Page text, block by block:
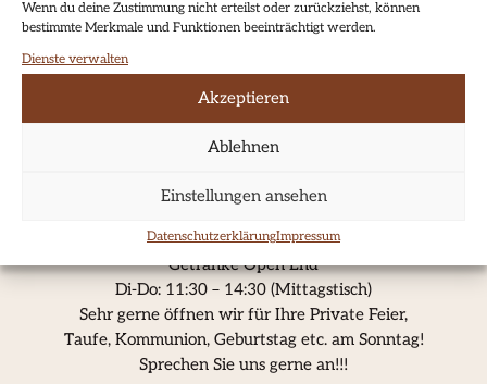
Wenn du deine Zustimmung nicht erteilst oder zurückziehst, können
bestimmte Merkmale und Funktionen beeinträchtigt werden.
Dienste verwalten
Akzeptieren
Ablehnen
Einstellungen ansehen
DatenschutzerklärungImpressum
Di-Sa: 17:30 – 22:00 (Küche)
Getränke Open End
Di-Do: 11:30 – 14:30 (Mittagstisch)
Sehr gerne öffnen wir für Ihre Private Feier,
Taufe, Kommunion, Geburtstag etc. am Sonntag!
Sprechen Sie uns gerne an!!!